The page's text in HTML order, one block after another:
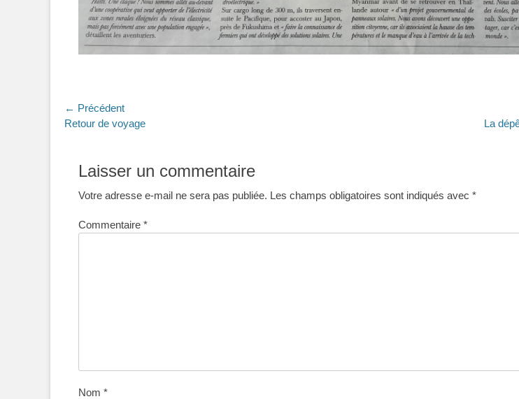
Navigation
de
← Précédent
Article
Retour de voyage La
Laisser un commentaire
Votre adresse e-mail ne sera pas publiée. Les champs obligatoires sont indiqués avec *
Commentaire *
Nom *